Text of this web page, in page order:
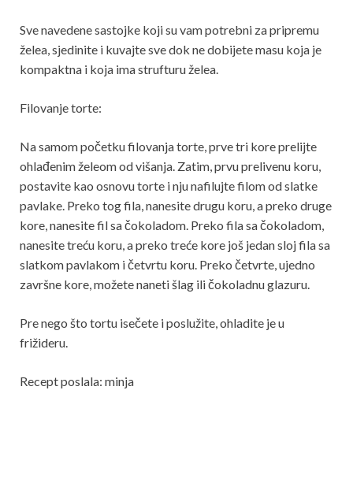
Sve navedene sastojke koji su vam potrebni za pripremu
želea, sjedinite i kuvajte sve dok ne dobijete masu koja je
kompaktna i koja ima strufturu želea.
Filovanje torte:
Na samom početku filovanja torte, prve tri kore prelijte
ohlađenim želeom od višanja. Zatim, prvu prelivenu koru,
postavite kao osnovu torte i nju nafilujte filom od slatke
pavlake. Preko tog fila, nanesite drugu koru, a preko druge
kore, nanesite fil sa čokoladom. Preko fila sa čokoladom,
nanesite treću koru, a preko treće kore još jedan sloj fila sa
slatkom pavlakom i četvrtu koru. Preko četvrte, ujedno
završne kore, možete naneti šlag ili čokoladnu glazuru.
Pre nego što tortu isečete i poslužite, ohladite je u
frižideru.
Recept poslala: minja